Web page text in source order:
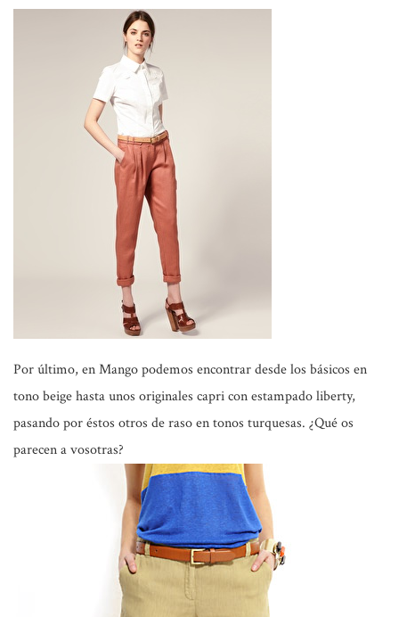
Por último, enMangopodemos encontrar desde los básicos en
tono beige hasta unos originales capri con estampadoliberty,
pasando por éstos otros de raso en tonos turquesas. ¿Qué os
parecen a vosotras?